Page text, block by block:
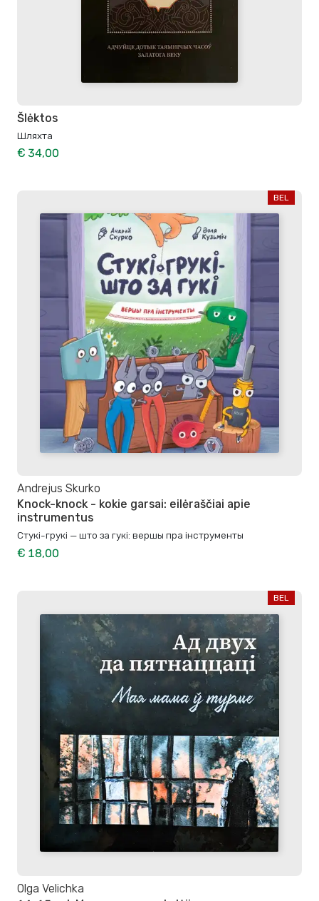
Šlėktos
Шляхта
€ 34,00
BEL
Andrejus Skurko
Knock-knock - kokie garsai: eilėraščiai apie
instrumentus
Стукі-грукі — што за гукі: вершы пра інструменты
€ 18,00
BEL
Olga Velichka